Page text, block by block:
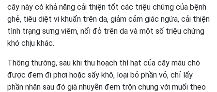
cây này có khả năng cải thiện tốt các triệu chứng của bệnh
ghẻ, tiêu diệt vi khuẩn trên da, giảm cảm giác ngứa, cải thiện
tình trạng sưng viêm, nổi đỏ trên da và một số triệu chứng
khó chịu khác.
Thông thường, sau khi thu hoạch thì hạt của cây máu chó
được đem đi phơi hoặc sấy khô, loại bỏ phần vỏ, chỉ lấy
phần nhân sau đó giã nhuyễn đem trộn chung với muối theo